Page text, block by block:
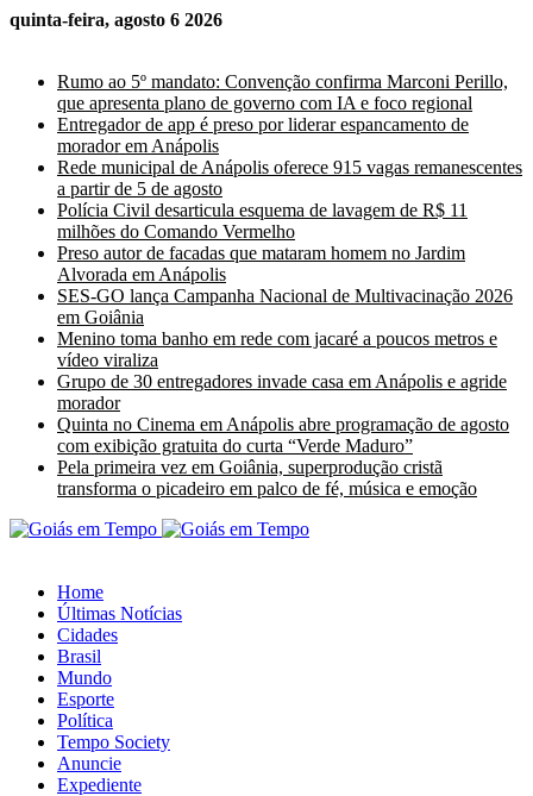
quinta-feira, agosto 6 2026
Rumo ao 5º mandato: Convenção confirma Marconi Perillo,
que apresenta plano de governo com IA e foco regional
Entregador de app é preso por liderar espancamento de
morador em Anápolis
Rede municipal de Anápolis oferece 915 vagas remanescentes
a partir de 5 de agosto
Polícia Civil desarticula esquema de lavagem de R$ 11
milhões do Comando Vermelho
Preso autor de facadas que mataram homem no Jardim
Alvorada em Anápolis
SES-GO lança Campanha Nacional de Multivacinação 2026
em Goiânia
Menino toma banho em rede com jacaré a poucos metros e
vídeo viraliza
Grupo de 30 entregadores invade casa em Anápolis e agride
morador
Quinta no Cinema em Anápolis abre programação de agosto
com exibição gratuita do curta “Verde Maduro”
Pela primeira vez em Goiânia, superprodução cristã
transforma o picadeiro em palco de fé, música e emoção
Home
Últimas Notícias
Cidades
Brasil
Mundo
Esporte
Política
Tempo Society
Anuncie
Expediente